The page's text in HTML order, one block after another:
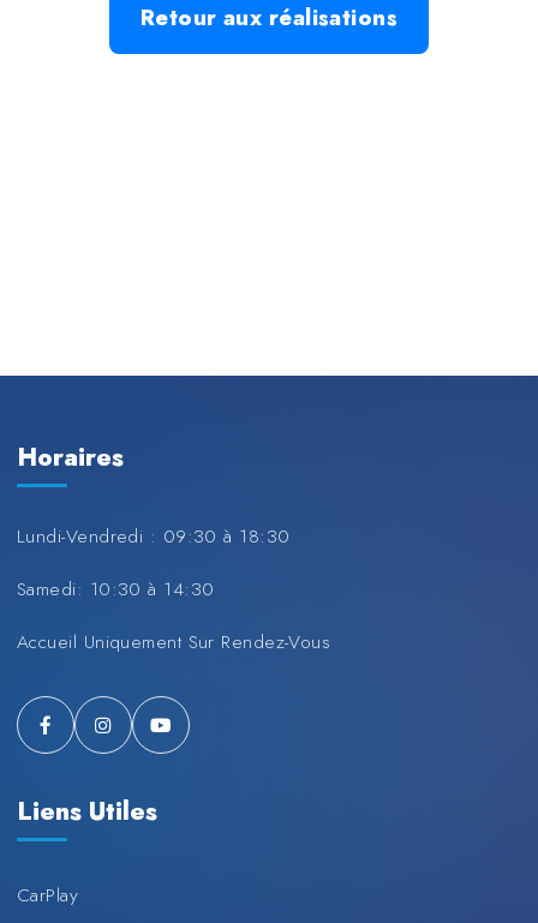
Retour aux réalisations
Horaires
Lundi-Vendredi : 09:30 à 18:30
Samedi: 10:30 à 14:30
Accueil Uniquement Sur Rendez-Vous
Liens Utiles
CarPlay